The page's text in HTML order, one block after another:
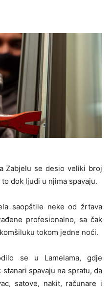
Zabjelu se desio veliki broj
dok ljudi u njima spavaju.
saopštile neke od žrtava
profesionalno, sa čak
tokom jedne noći.
se u Lamelama, gdje
spavaju na spratu, da
satove, nakit, računare i